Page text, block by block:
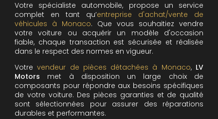
Votre spécialiste automobile, propose un service
complet en tant qu’entreprise d'achat/vente de
véhicules à Monaco. Que vous souhaitiez vendre
votre voiture ou acquérir un modèle d'occasion
fiable, chaque transaction est sécurisée et réalisée
dans le respect des normes en vigueur.
Votrevendeur de pièces détachées à Monaco, LV
Motors met à disposition un large choix de
composants pour répondre aux besoins spécifiques
de votre voiture. Des pièces garanties et de qualité
sont sélectionnées pour assurer des réparations
durables et performantes.